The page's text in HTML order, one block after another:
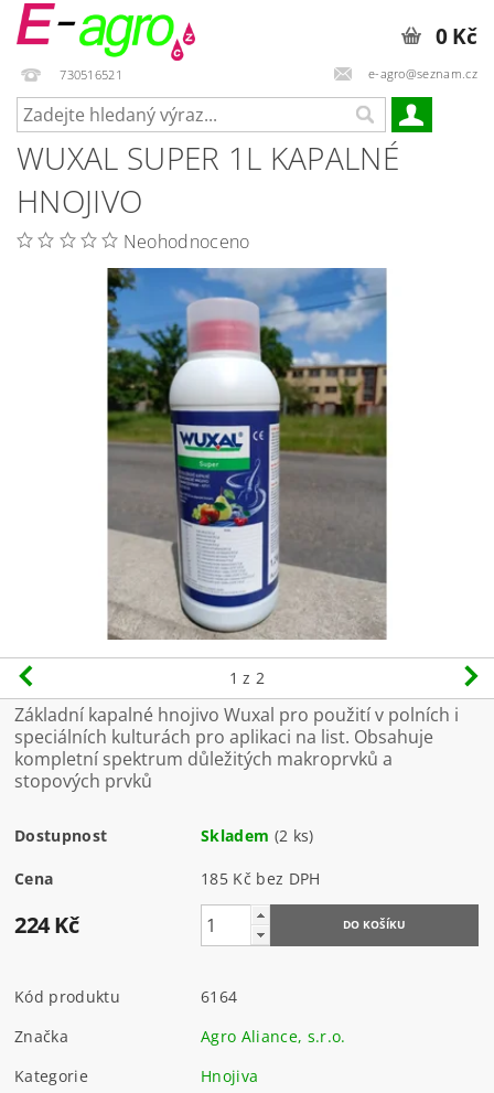
730516521 e-agro@seznam.cz
0 Kč
WUXAL SUPER 1L KAPALNÉ
HNOJIVO
Neohodnoceno
1 z 2
Základní kapalné hnojivo Wuxal pro použití v polních i
speciálních kulturách pro aplikaci na list. Obsahuje
kompletní spektrum důležitých makroprvků a
stopových prvků
Dostupnost Skladem (2 ks)
Cena 185 Kč bez DPH
224 Kč
Kód produktu
6164
Značka
Agro Aliance, s.r.o.
Kategorie
Hnojiva